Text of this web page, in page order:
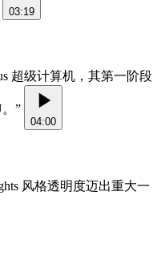
03:19
超级计算机，其第一阶段
”
04:00
风格透明度迈出重大一